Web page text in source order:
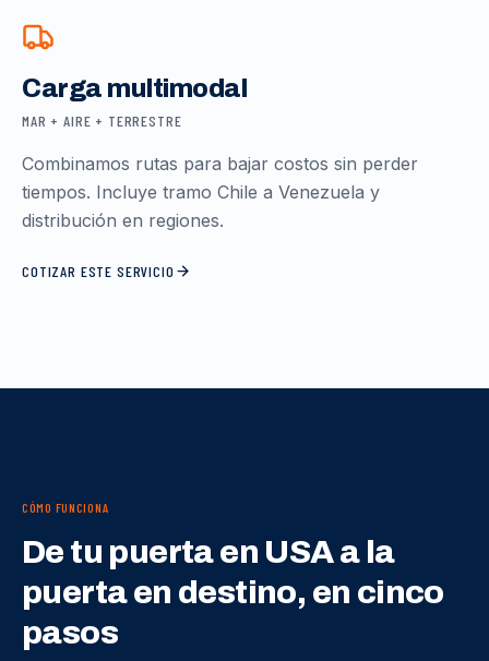
Carga multimodal
MAR + AIRE + TERRESTRE
Combinamos rutas para bajar costos sin perder
tiempos. Incluye tramo Chile a Venezuela y
distribución en regiones.
COTIZAR ESTE SERVICIO
CÓMO FUNCIONA
De tu puerta en USA a la
puerta en destino, en cinco
pasos